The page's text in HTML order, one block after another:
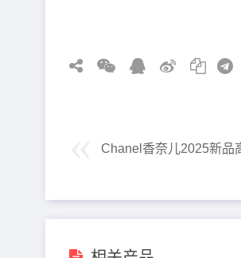
Chanel香奈儿2025新品